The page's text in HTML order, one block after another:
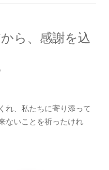
ら、感謝を込
れ、私たちに寄り添って
ないことを祈ったけれ